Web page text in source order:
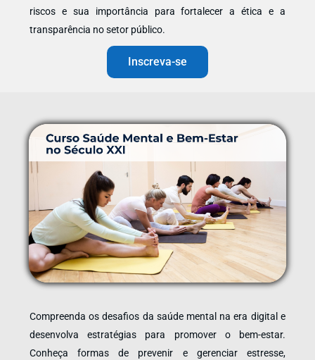
riscos e sua importância para fortalecer a ética e a
transparência no setor público.
Inscreva-se
Compreenda os desafios da saúde mental na era digital e
desenvolva estratégias para promover o bem-estar.
Conheça formas de prevenir e gerenciar estresse,